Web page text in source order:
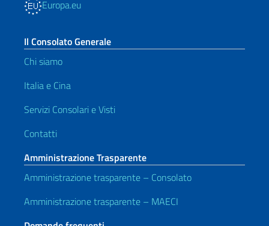
Europa.eu
Il Consolato Generale
Chi siamo
Italia e Cina
Servizi Consolari e Visti
Contatti
Amministrazione Trasparente
Amministrazione trasparente – Consolato
Amministrazione trasparente – MAECI